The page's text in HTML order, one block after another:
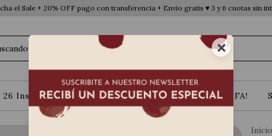
el Sale + 20% OFF pago con transferencia + Envío gratis ♥ 3 y 6 cuotas sin
26 Instinto Urbano Básicos Contacto ¡FA!
Inicio
×